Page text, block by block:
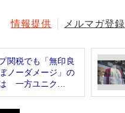
情報提供 メルマガ登録
関税でも「無印良
ノーダメージ」の
一方ユニク...